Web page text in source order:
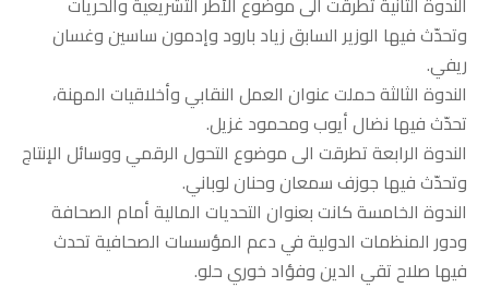
وتحدّث فيها الوزير السابق زياد بارود وإدمون ساسين وغسان
ريفي.
الندوة الثالثة حملت عنوان العمل النقابي وأخلاقيات المهنة،
تحدّث فيها نضال أيوب ومحمود غزيل.
الندوة الرابعة تطرقت الى موضوع التحول الرقمي ووسائل الإنتاج
وتحدّث فيها جوزف سمعان وحنان لوباني.
الندوة الخامسة كانت بعنوان التحديات المالية أمام الصحافة
ودور المنظمات الدولية في دعم المؤسسات الصحافية تحدث
فيها صلاح تقي الدين وفؤاد خوري حلو.